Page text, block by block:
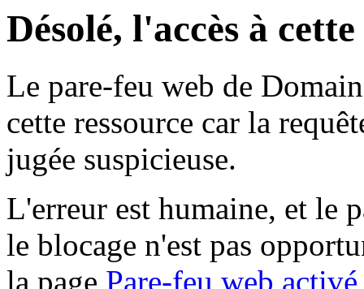
Désolé, l'accès à
Le pare-feu web de
cette ressource car la
jugée suspicieuse.
L'erreur est humaine, et le
le blocage n'est pas
la page Pare-feu web activé